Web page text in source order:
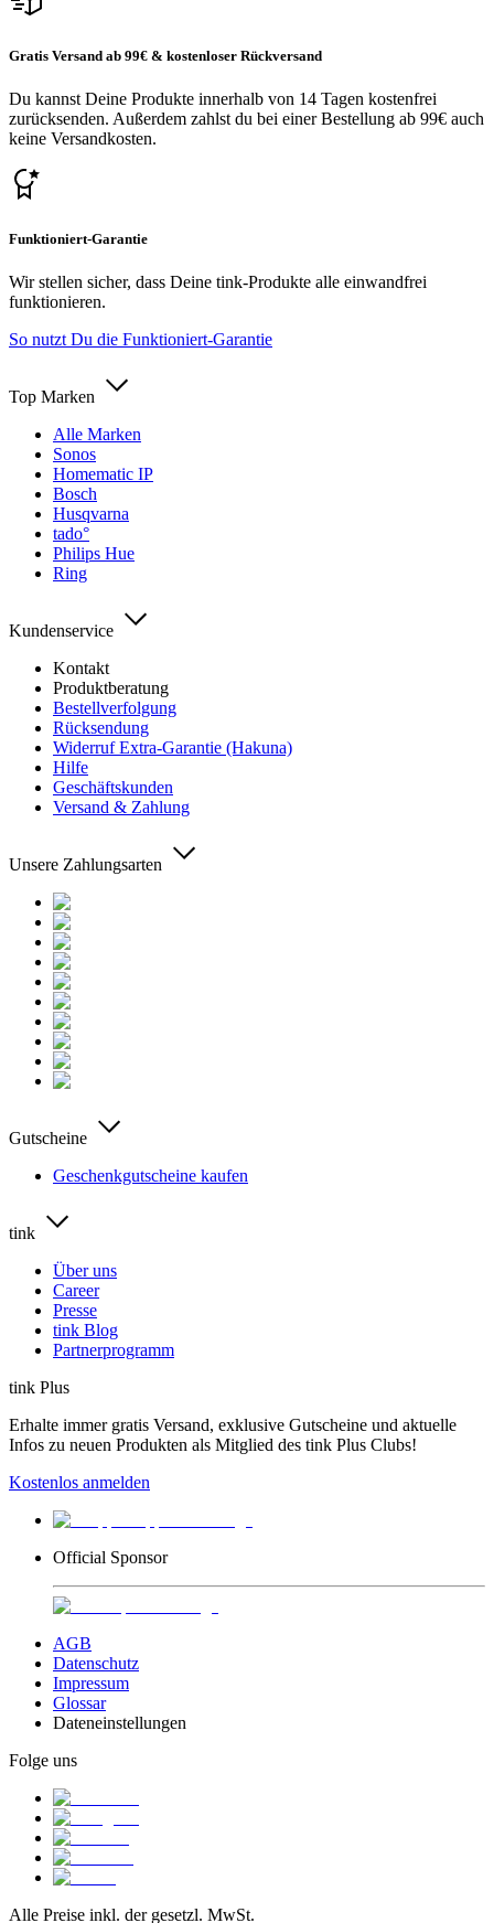
Gratis Versand ab 99€ & kostenloser Rückversand
Du kannst Deine Produkte innerhalb von 14 Tagen kostenfrei
zurücksenden. Außerdem zahlst du bei einer Bestellung ab 99€ auch
keine Versandkosten.
Funktioniert-Garantie
Wir stellen sicher, dass Deine tink-Produkte alle einwandfrei
funktionieren.
So nutzt Du die Funktioniert-Garantie
Top Marken
Alle Marken
Sonos
Homematic IP
Bosch
Husqvarna
tado°
Philips Hue
Ring
Kundenservice
Kontakt
Produktberatung
Bestellverfolgung
Rücksendung
Widerruf Extra-Garantie (Hakuna)
Hilfe
Geschäftskunden
Versand & Zahlung
Unsere Zahlungsarten
Gutscheine
Geschenkgutscheine kaufen
tink
Über uns
Career
Presse
tink Blog
Partnerprogramm
tink Plus
Erhalte immer gratis Versand, exklusive Gutscheine und aktuelle
Infos zu neuen Produkten als Mitglied des tink Plus Clubs!
Kostenlos anmelden
Official Sponsor
AGB
Datenschutz
Impressum
Glossar
Dateneinstellungen
Folge uns
Alle Preise inkl. der gesetzl. MwSt.